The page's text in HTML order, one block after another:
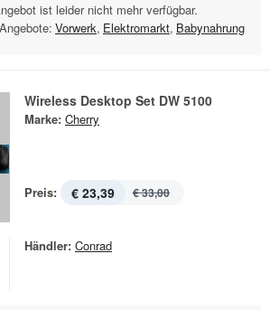
ist leider nicht mehr verfügbar.
Vorwerk, Elektromarkt, Babynahrung
Wireless Desktop Set DW 5100
Marke: Cherry
Preis: € 23,39 € 33,00
Händler: Conrad